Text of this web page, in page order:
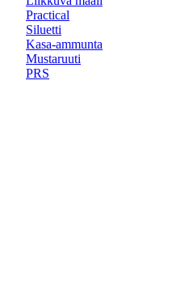
Practical
Siluetti
Kasa-ammunta
Mustaruuti
PRS